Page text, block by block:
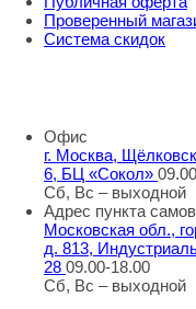
Проверенный
Система скидок
Офис
г. Москва,
6, БЦ «Сокол»
Сб, Вс – выходной
Адрес пункта
Московская обл.,
д. 813,
28 09.00-18.00
Сб, Вс – выходной